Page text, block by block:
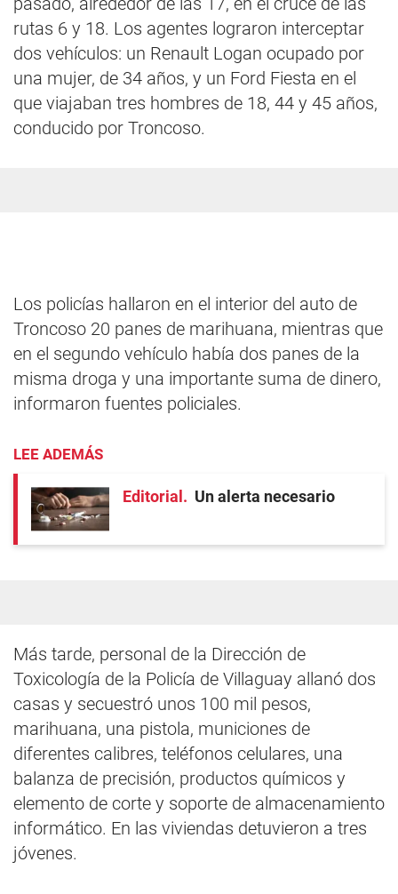
rutas 6 y 18. Los agentes lograron interceptar
dos vehículos: un Renault Logan ocupado por
una mujer, de 34 años, y un Ford Fiesta en el
que viajaban tres hombres de 18, 44 y 45 años,
conducido por Troncoso.
Los policías hallaron en el interior del auto de
Troncoso 20 panes de marihuana, mientras que
en el segundo vehículo había dos panes de la
misma droga y una importante suma de dinero,
informaron fuentes policiales.
LEE ADEMÁS
Editorial Un alerta necesario
Más tarde, personal de la Dirección de
Toxicología de la Policía de Villaguay allanó dos
casas y secuestró unos 100 mil pesos,
marihuana, una pistola, municiones de
diferentes calibres, teléfonos celulares, una
balanza de precisión, productos químicos y
elemento de corte y soporte de almacenamiento
informático. En las viviendas detuvieron a tres
jóvenes.